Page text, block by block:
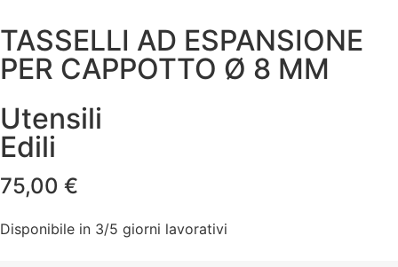
TASSELLI AD ESPANSIONE
PER CAPPOTTO Ø 8 MM
Utensili
Edili
75,00 €
Disponibile in 3/5 giorni lavorativi